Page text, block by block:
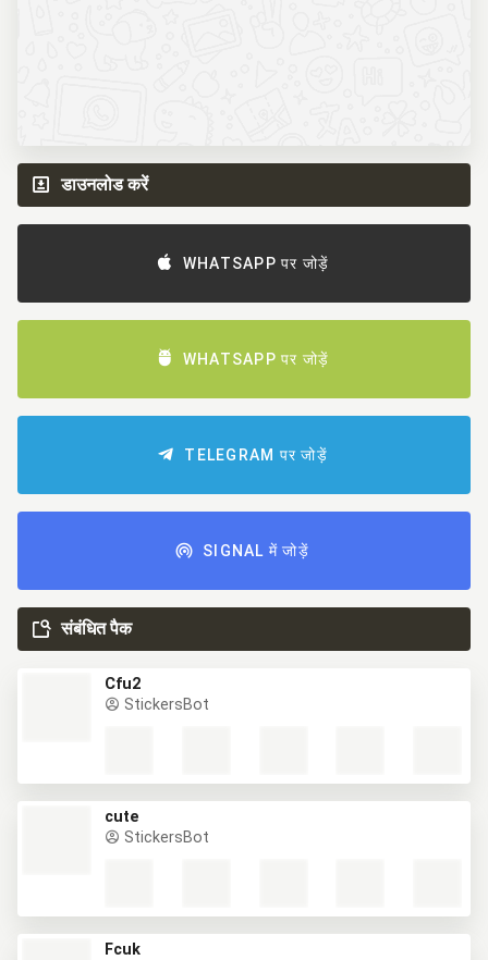
डाउनलोड करें
WHATSAPP पर जोड़ें
WHATSAPP पर जोड़ें
TELEGRAM पर जोड़ें
SIGNAL में जोड़ें
संबंधित पैक
Cfu2
StickersBot
cute
StickersBot
Fcuk